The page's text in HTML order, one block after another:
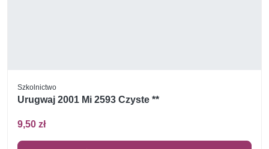
Szkolnictwo
Urugwaj 2001 Mi 2593 Czyste **
9,50 zł